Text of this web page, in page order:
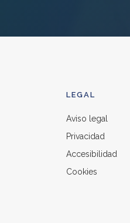
LEGAL
Aviso legal
Privacidad
Accesibilidad
Cookies